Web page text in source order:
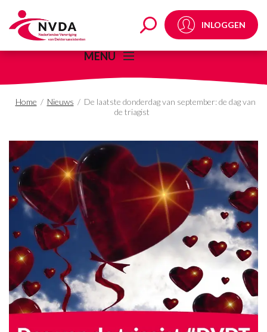
De laatste donderdag
INLOGGEN
MENU
Home / Nieuws / De laatste donderdag van september: de dag van
de triagist